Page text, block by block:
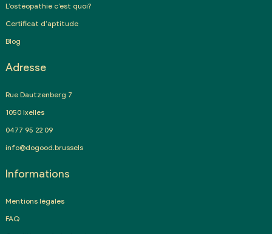
L’ostéopathie c’est quoi?
Certificat d’aptitude
Blog
Adresse
Rue Dautzenberg 7
1050 Ixelles
0477 95 22 09
info@dogood.brussels
Informations
Mentions légales
FAQ